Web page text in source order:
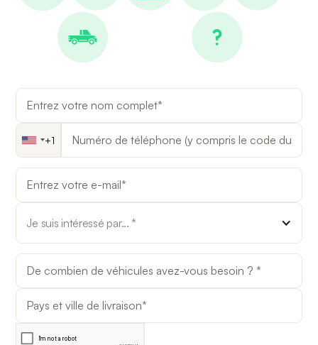
Je suis intéressé par... *